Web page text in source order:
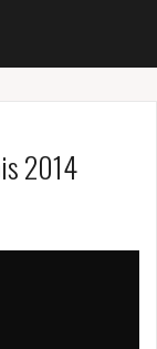
2014